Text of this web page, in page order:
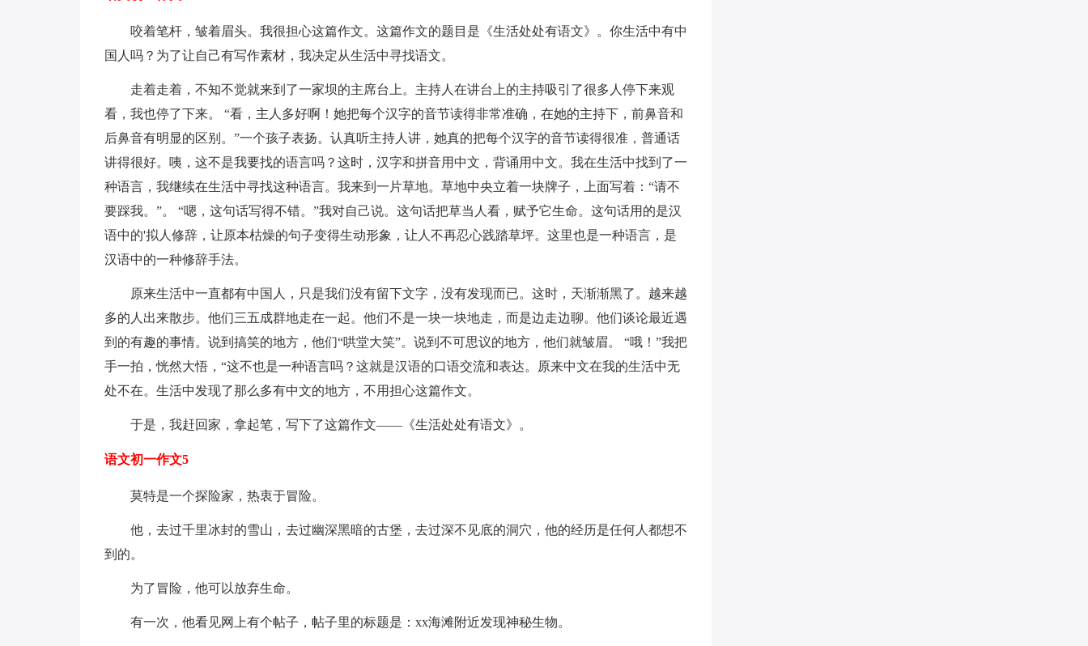
咬着笔杆，皱着眉头。我很担心这篇作文。这篇作文的题目是《生活处处有语文》。你生活中有中
国人吗？为了让自己有写作素材，我决定从生活中寻找语文。
走着走着，不知不觉就来到了一家坝的主席台上。主持人在讲台上的主持吸引了很多人停下来观
看，我也停了下来。 “看，主人多好啊！她把每个汉字的音节读得非常准确，在她的主持下，前鼻音和
后鼻音有明显的区别。”一个孩子表扬。认真听主持人讲，她真的把每个汉字的音节读得很准，普通话
讲得很好。咦，这不是我要找的语言吗？这时，汉字和拼音用中文，背诵用中文。我在生活中找到了一
种语言，我继续在生活中寻找这种语言。我来到一片草地。草地中央立着一块牌子，上面写着：“请不
要踩我。”。 “嗯，这句话写得不错。”我对自己说。这句话把草当人看，赋予它生命。这句话用的是汉
语中的'拟人修辞，让原本枯燥的句子变得生动形象，让人不再忍心践踏草坪。这里也是一种语言，是
汉语中的一种修辞手法。
原来生活中一直都有中国人，只是我们没有留下文字，没有发现而已。这时，天渐渐黑了。越来越
多的人出来散步。他们三五成群地走在一起。他们不是一块一块地走，而是边走边聊。他们谈论最近遇
到的有趣的事情。说到搞笑的地方，他们“哄堂大笑”。说到不可思议的地方，他们就皱眉。 “哦！”我把
手一拍，恍然大悟，“这不也是一种语言吗？这就是汉语的口语交流和表达。原来中文在我的生活中无
处不在。生活中发现了那么多有中文的地方，不用担心这篇作文。
于是，我赶回家，拿起笔，写下了这篇作文——《生活处处有语文》。
语文初一作文5
莫特是一个探险家，热衷于冒险。
他，去过千里冰封的雪山，去过幽深黑暗的古堡，去过深不见底的洞穴，他的经历是任何人都想不
到的。
为了冒险，他可以放弃生命。
有一次，他看见网上有个帖子，帖子里的标题是：xx海滩附近发现神秘生物。